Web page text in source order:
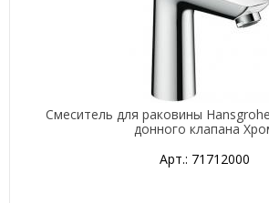
Смеситель для раковины
донного клапана
Арт.: 71712000